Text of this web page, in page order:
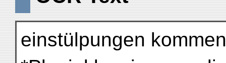
einstülpungen